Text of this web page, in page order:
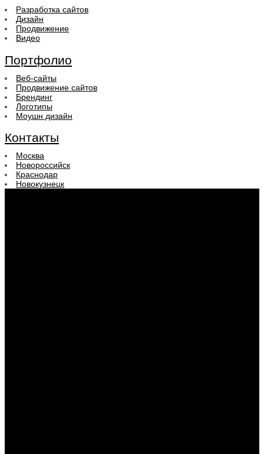
Разработка сайтов
Дизайн
Продвижение
Видео
Портфолио
Веб-сайты
Продвижение сайтов
Брендинг
Логотипы
Моушн дизайн
Контакты
Москва
Новороссийск
Краснодар
Новокузнецк